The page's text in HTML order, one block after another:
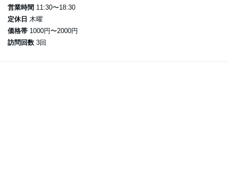
営業時間 11:30〜18:30
定休日 木曜
価格帯 1000円〜2000円
訪問回数 3回